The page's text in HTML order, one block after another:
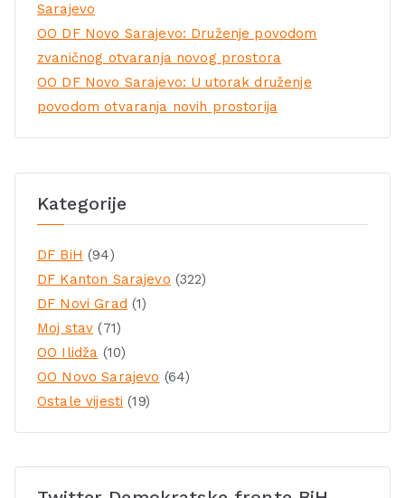
Sarajevo
OO DF Novo Sarajevo: Druženje povodom
zvaničnog otvaranja novog prostora
OO DF Novo Sarajevo: U utorak druženje
povodom otvaranja novih prostorija
Kategorije
DF BiH (94)
DF Kanton Sarajevo (322)
DF Novi Grad (1)
Moj stav (71)
OO Ilidža (10)
OO Novo Sarajevo (64)
Ostale vijesti (19)